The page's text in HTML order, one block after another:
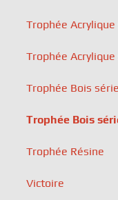
Trophée Acrylique
Trophée Acrylique
Trophée Bois
Trophée Bois
Trophée Résine
Victoire